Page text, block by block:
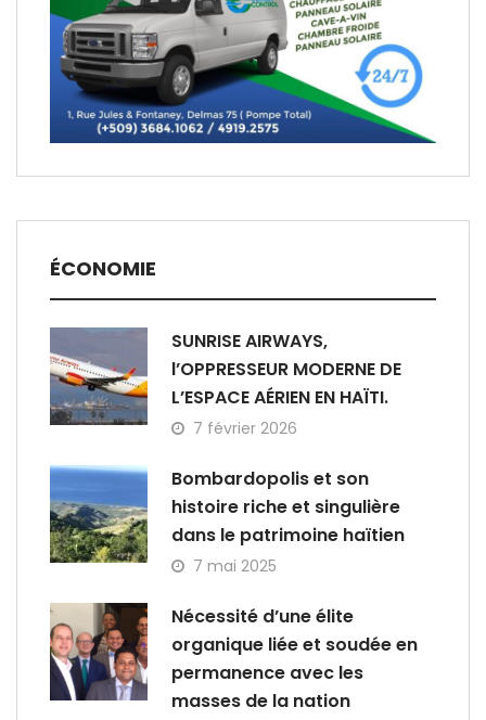
ÉCONOMIE
SUNRISE AIRWAYS,
l’OPPRESSEUR MODERNE DE
L’ESPACE AÉRIEN EN HAÏTI.
7 février 2026
Bombardopolis et son
histoire riche et singulière
dans le patrimoine haïtien
7 mai 2025
Nécessité d’une élite
organique liée et soudée en
permanence avec les
masses de la nation